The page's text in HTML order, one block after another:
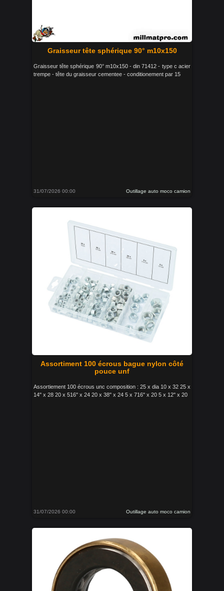
Graisseur tête sphérique 90° m10x150
Graisseur tête sphérique 90° m10x150 - din 71412 - type c acier
trempe - tête du graisseur cementee - conditionement par 15
31/07/2026 00:00 Outillage auto moco camion
Assortiment 100 écrous bague nylon côté
pouce unf
Assortiement 100 écrous unc composition : 25 x dia 10 x 32 25 x
14'' x 28 20 x 516'' x 24 20 x 38'' x 24 5 x 716'' x 20 5 x 12'' x 20
31/07/2026 00:00 Outillage auto moco camion